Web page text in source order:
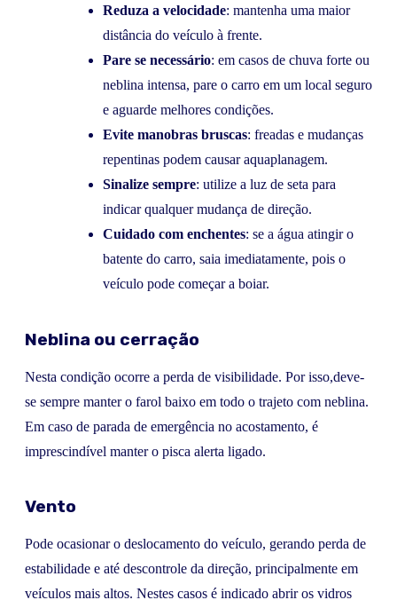
Reduza a velocidade: mantenha uma maior
distância do veículo à frente.
Pare se necessário: em casos de chuva forte ou
neblina intensa, pare o carro em um local seguro
e aguarde melhores condições.
Evite manobras bruscas: freadas e mudanças
repentinas podem causar aquaplanagem.
Sinalize sempre: utilize a luz de seta para
indicar qualquer mudança de direção.
Cuidado com enchentes: se a água atingir o
batente do carro, saia imediatamente, pois o
veículo pode começar a boiar.
Neblina ou cerração
Nesta condição ocorre a perda de visibilidade. Por isso,deve-
se sempre manter o farol baixo em todo o trajeto com neblina.
Em caso de parada de emergência no acostamento, é
imprescindível manter o pisca alerta ligado.
Vento
Pode ocasionar o deslocamento do veículo, gerando perda de
estabilidade e até descontrole da direção, principalmente em
veículos mais altos. Nestes casos é indicado abrir os vidros